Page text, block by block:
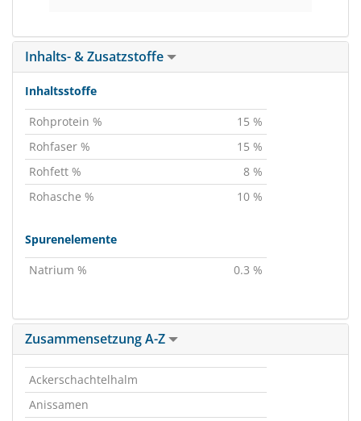
Inhalts- & Zusatzstoffe
Inhaltsstoffe
Rohprotein %
15 %
Rohfaser %
15 %
Rohfett %
8 %
Rohasche %
10 %
Spurenelemente
Natrium %
0.3 %
Zusammensetzung A-Z
Ackerschachtelhalm
Anissamen